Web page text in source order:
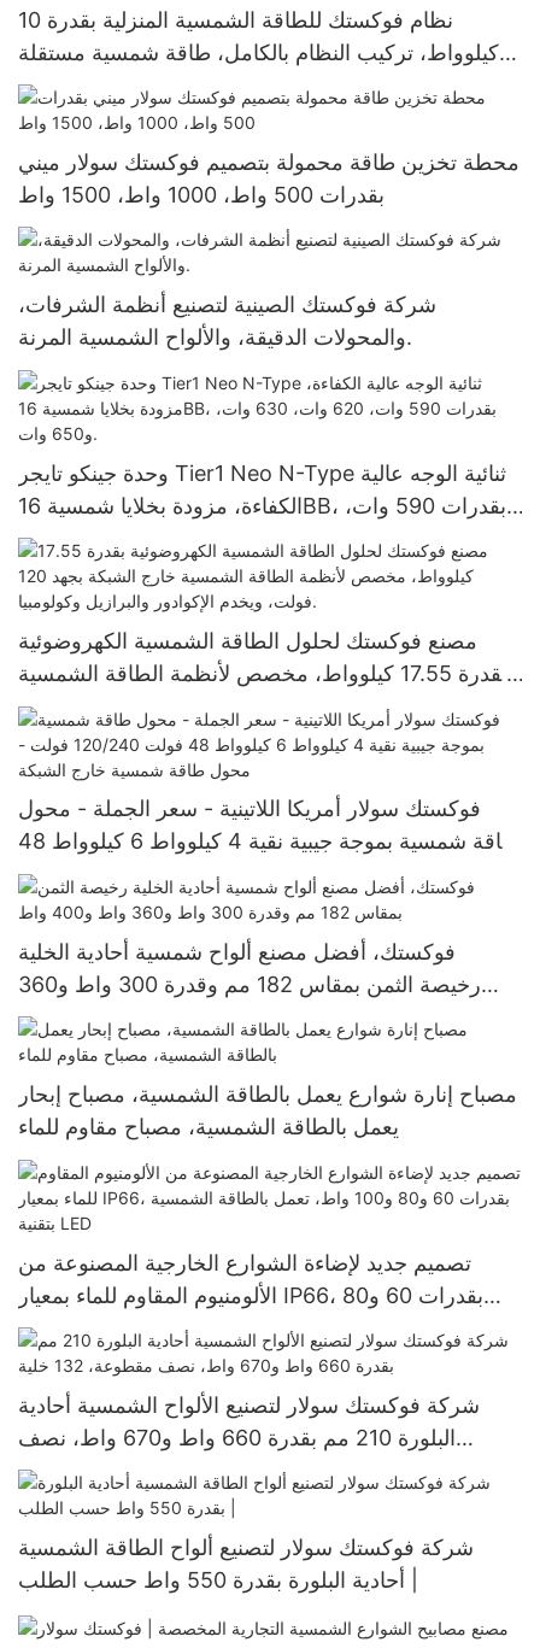
نظام فوكستك للطاقة الشمسية المنزلية بقدرة 10
كيلوواط، تركيب النظام بالكامل، طاقة شمسية مستقلة
عن الشبكة، محول طاقة، بطارية ليثيوم 51.2 فولت
محطة تخزين طاقة محمولة بتصميم فوكستك سولار ميني
بقدرات 500 واط، 1000 واط، 1500 واط
شركة فوكستك الصينية لتصنيع أنظمة الشرفات،
والمحولات الدقيقة، والألواح الشمسية المرنة.
وحدة جينكو تايجر Tier1 Neo N-Type ثنائية الوجه عالية
الكفاءة، مزودة بخلايا شمسية 16BB، بقدرات 590 وات،
620 وات، 630 وات، و650 وات.
مصنع فوكستك لحلول الطاقة الشمسية الكهروضوئية
بقدرة 17.55 كيلوواط، مخصص لأنظمة الطاقة الشمسية
خارج الشبكة بجهد 120 فولت، ويخدم الإكوادور والبرازيل
وكولومبيا.
فوكستك سولار أمريكا اللاتينية - سعر الجملة - محول
طاقة شمسية بموجة جيبية نقية 4 كيلوواط 6 كيلوواط 48
فولت 120/240 فولت - محول طاقة شمسية خارج
الشبكة
فوكستك، أفضل مصنع ألواح شمسية أحادية الخلية
رخيصة الثمن بمقاس 182 مم وقدرة 300 واط و360
واط و400 واط
مصباح إنارة شوارع يعمل بالطاقة الشمسية، مصباح إبحار
يعمل بالطاقة الشمسية، مصباح مقاوم للماء
تصميم جديد لإضاءة الشوارع الخارجية المصنوعة من
الألومنيوم المقاوم للماء بمعيار IP66، بقدرات 60 و80
و100 واط، تعمل بالطاقة الشمسية بتقنية LED
شركة فوكستك سولار لتصنيع الألواح الشمسية أحادية
البلورة 210 مم بقدرة 660 واط و670 واط، نصف
مقطوعة، 132 خلية
شركة فوكستك سولار لتصنيع ألواح الطاقة الشمسية